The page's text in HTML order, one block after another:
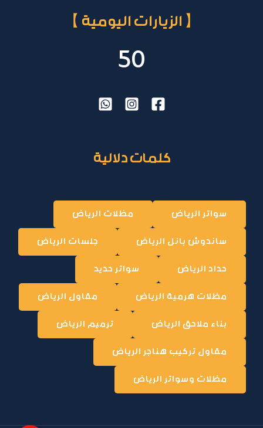
【 الزيارات اليومية 】
50
كلمات دلالية
سواتر الرياض
مظلات الرياض
ساندوش بانل الرياض
جلسات الرياض
حداد الرياض
سواتر حديد
مظلات هرمية الرياض
مقاول الرياض
بناء ملاحق الرياض
ترميم الرياض
مقاول تركيب هناجر الرياض
مظلات وسواتر الرياض